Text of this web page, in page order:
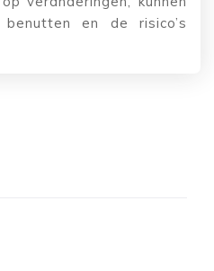
en de risico’s